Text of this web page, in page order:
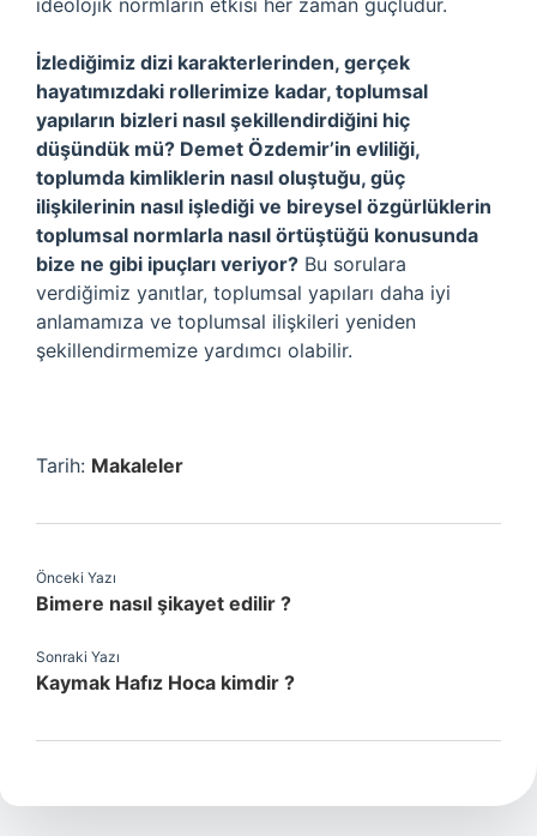
ideolojik normların etkisi her zaman güçlüdür.
İzlediğimiz dizi karakterlerinden, gerçek
hayatımızdaki rollerimize kadar, toplumsal
yapıların bizleri nasıl şekillendirdiğini hiç
düşündük mü? Demet Özdemir’in evliliği,
toplumda kimliklerin nasıl oluştuğu, güç
ilişkilerinin nasıl işlediği ve bireysel özgürlüklerin
toplumsal normlarla nasıl örtüştüğü konusunda
bize ne gibi ipuçları veriyor? Bu sorulara
verdiğimiz yanıtlar, toplumsal yapıları daha iyi
anlamamıza ve toplumsal ilişkileri yeniden
şekillendirmemize yardımcı olabilir.
Tarih: Makaleler
Önceki Yazı
Bimere nasıl şikayet edilir ?
Sonraki Yazı
Kaymak Hafız Hoca kimdir ?